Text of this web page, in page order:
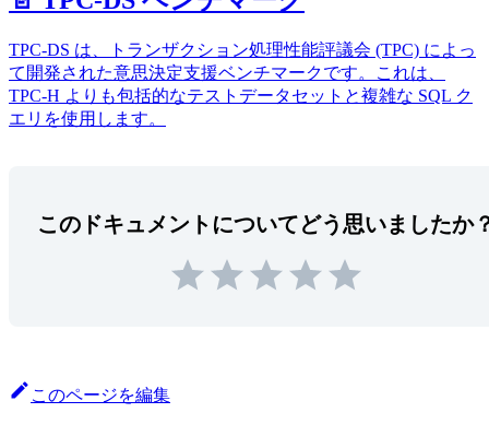
TPC-DS は、トランザクション処理性能評議会 (TPC) によっ
て開発された意思決定支援ベンチマークです。これは、
TPC-H よりも包括的なテストデータセットと複雑な SQL ク
エリを使用します。
このドキュメントについてどう思いましたか
このページを編集